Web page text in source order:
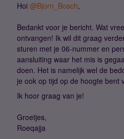
Hoi @Bjorn_Bosch,
Bedankt voor je bericht. Wat
ontvangen! Ik wil dit graag
sturen met je 06-nummer en
aansluiting waar het mis is
doen. Het is namelijk wel de
je ook op tijd op de hoogte bent
Ik hoor graag van je!
Groetjes,
Roeqajja